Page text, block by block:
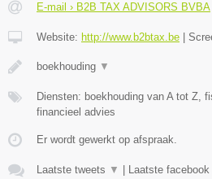
E-mail › B2B TAX ADVISORS BVBA
Website: http://www.b2btax.be
boekhouding ▼
Diensten: boekhouding van A tot Z,
financieel advies
Er wordt gewerkt op afspraak.
Laatste tweets ▼ Laatste